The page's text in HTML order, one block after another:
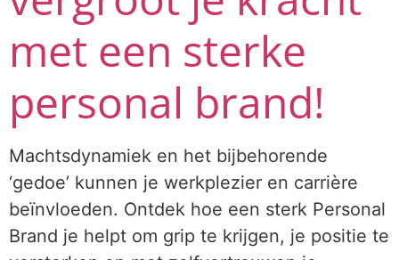
met een sterke
personal brand!
Machtsdynamiek en het bijbehorende
‘gedoe’ kunnen je werkplezier en carrière
beïnvloeden. Ontdek hoe een sterk Personal
Brand je helpt om grip te krijgen, je positie te